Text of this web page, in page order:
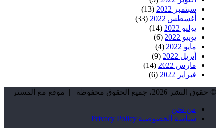
سبتمبر 2022
(13)
أغسطس 2022
(33)
يوليو 2022
(14)
يونيو 2022
(6)
مايو 2022
(4)
أبريل 2022
(9)
مارس 2022
(14)
فبراير 2022
(6)
© حقوق النشر 2026، جميع الحقوق محفوظة | موقع مع المستر
من نحن
سياسة الخصوصية Privacy Policy